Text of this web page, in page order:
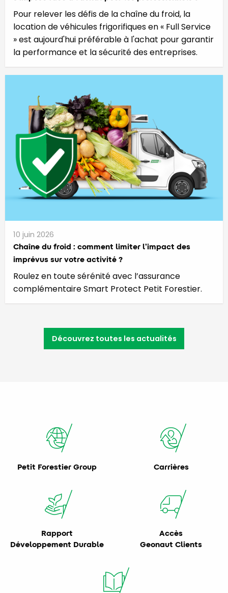
Pour relever les défis de la chaîne du froid, la
location de véhicules frigorifiques en « Full Service
» est aujourd'hui préférable à l'achat pour garantir
la performance et la sécurité des entreprises.
10 juin 2026
Chaîne du froid : comment limiter l’impact des
imprévus sur votre activité ?
Roulez en toute sérénité avec l’assurance
complémentaire Smart Protect Petit Forestier.
Découvrez toutes les actualités
Petit Forestier Group Carrières
Rapport
Développement Durable
Accès
Geonaut Clients